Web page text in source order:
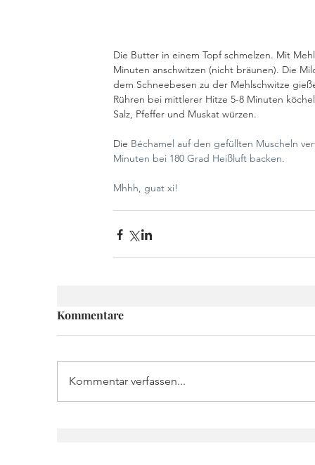
Die Butter in einem Topf schmelzen. Mit
Minuten anschwitzen (nicht bräunen). Die
dem Schneebesen zu der Mehlschwitze
Rühren bei mittlerer Hitze 5-8 Minuten
Salz, Pfeffer und Muskat würzen.
Die Béchamel auf den gefüllten Muscheln
Minuten bei 180 Grad Heißluft backen.
Mhhh, guat xi!
Kommentare
Kommentar verfassen...